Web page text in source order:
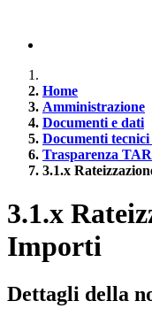
Home
Amministrazione
Documenti e dati
Documenti
Trasparenza
3.1.x
3.1.x
Importi
Dettagli della